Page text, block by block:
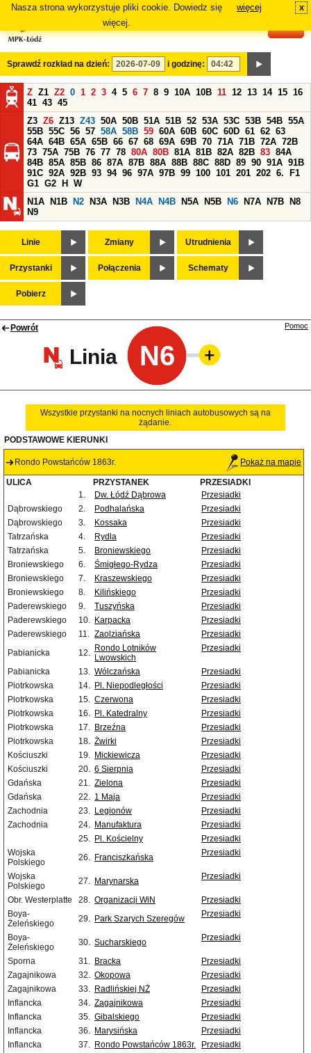
Nasza strona wykorzystuje pliki cookie. Dowiedz się
więcej.
więcej x
Sprawdź rozkład na dzień: i godzinę:
Z Z1 Z2 0 1 2 3 4 5 6 7 8 9 10A 10B 11 12 13 14 15 16
41 43 45
Z3 Z6 Z13 Z43 50A 50B 51A 51B 52 53A 53C 53B 54B 55A
55B 55C 56 57 58A 58B 59 60A 60B 60C 60D 61 62 63
64A 64B 65A 65B 66 67 68 69A 69B 70 71A 71B 72A 72B
73 75A 75B 76 77 78 80A 80B 81A 81B 82A 82B 83 84A
84B 85A 85B 86 87A 87B 88A 88B 88C 88D 89 90 91A 91B
91C 92A 92B 93 94 96 97A 97B 99 100 101 201 202 6.
F1
G1 G2 H
W
N1A
N1B N2 N3A N3B N4A N4B N5A N5B N6 N7A N7B
N8
N9
Linie Zmiany Utrudnienia
Przystanki Połączenia Schematy
Pobierz
Powrót
Linia N6
Pomoc
Wszystkie przystanki na nocnych liniach autobusowych są na
żądanie.
PODSTAWOWE KIERUNKI
Rondo Powstańców 1863r. Pokaż na mapie
ULICA PRZYSTANEK
PRZESIADKI
1.
Dw. Łódź Dąbrowa
Przesiadki
Dąbrowskiego
2. Podhalańska
Przesiadki
Dąbrowskiego
3. Kossaka
Przesiadki
Tatrzańska
4. Rydla
Przesiadki
Tatrzańska
5. Broniewskiego
Przesiadki
Broniewskiego
6. Śmigłego-Rydza
Przesiadki
Broniewskiego
7. Kraszewskiego
Przesiadki
Broniewskiego
8. Kilińskiego
Przesiadki
Paderewskiego
9. Tuszyńska
Przesiadki
Paderewskiego
10. Karpacka
Przesiadki
Paderewskiego
11. Zaolziańska
Przesiadki
Pabianicka
12. Rondo Lotników
Lwowskich
Przesiadki
Pabianicka 13. Wólczańska
Przesiadki
Piotrkowska
14. Pl. Niepodległości
Przesiadki
Piotrkowska
15. Czerwona
Przesiadki
Piotrkowska
16. Pl. Katedralny
Przesiadki
Piotrkowska
17. Brzeźna
Przesiadki
Piotrkowska
18. Żwirki
Przesiadki
Kościuszki
19. Mickiewicza
Przesiadki
Kościuszki
20. 6 Sierpnia
Przesiadki
Gdańska
21. Zielona
Przesiadki
Gdańska
22. 1 Maja
Przesiadki
Zachodnia
23. Legionów
Przesiadki
Zachodnia
24. Manufaktura
Przesiadki
25. Pl. Kościelny
Przesiadki
Wojska
Polskiego
26. Franciszkańska Przesiadki
Wojska
Polskiego
27. Marynarska Przesiadki
Obr. Westerplatte 28. Organizacji WiN
Przesiadki
Boya-
Żeleńskiego
29. Park Szarych Szeregów Przesiadki
Boya-
Żeleńskiego
30. Sucharskiego Przesiadki
Sporna 31. Bracka
Przesiadki
Zagajnikowa
32. Okopowa
Przesiadki
Zagajnikowa
33. Radlińskiej NŻ
Przesiadki
Inflancka
34. Zagajnikowa
Przesiadki
Inflancka
35. Gibalskiego
Przesiadki
Inflancka
36. Marysińska
Przesiadki
Inflancka
37. Rondo Powstańców 1863r.
Przesiadki